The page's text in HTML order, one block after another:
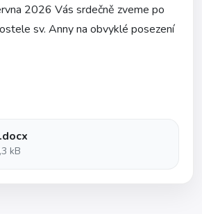
2026 Vás srdečně zveme po
sv. Anny na obvyklé posezení
kB